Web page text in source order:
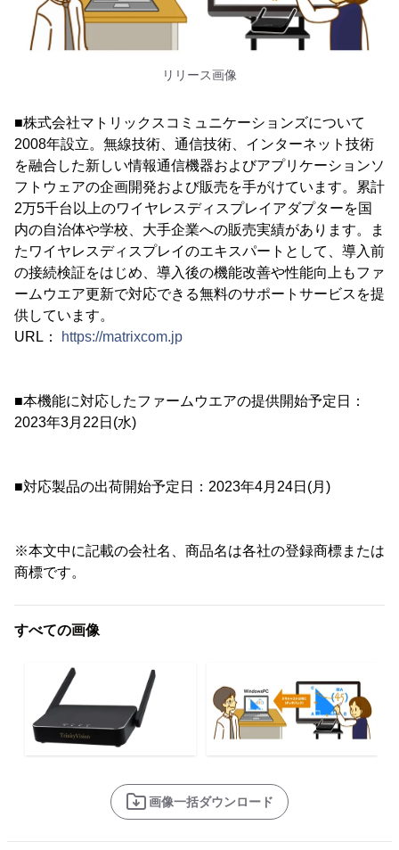
リリース画像
■株式会社マトリックスコミュニケーションズについて
2008年設立。無線技術、通信技術、インターネット技術
を融合した新しい情報通信機器およびアプリケーションソ
フトウェアの企画開発および販売を手がけています。累計
2万5千台以上のワイヤレスディスプレイアダプターを国
内の自治体や学校、大手企業への販売実績があります。ま
たワイヤレスディスプレイのエキスパートとして、導入前
の接続検証をはじめ、導入後の機能改善や性能向上もファ
ームウエア更新で対応できる無料のサポートサービスを提
供しています。
URL：
https://matrixcom.jp
■本機能に対応したファームウエアの提供開始予定日：
2023年3月22日(水)
■対応製品の出荷開始予定日：2023年4月24日(月)
※本文中に記載の会社名、商品名は各社の登録商標または
商標です。
すべての画像
画像一括ダウンロード